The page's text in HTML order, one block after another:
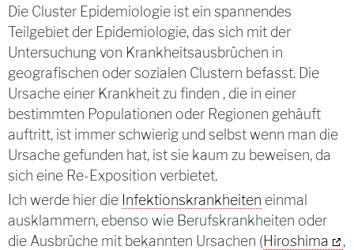
Die Cluster Epidemiologie ist ein spannendes
Teilgebiet der Epidemiologie, das sich mit der
Untersuchung von Krankheitsausbrüchen in
geografischen oder sozialen Clustern befasst. Die
Ursache einer Krankheit zu finden , die in einer
bestimmten Populationen oder Regionen gehäuft
auftritt, ist immer schwierig und selbst wenn man die
Ursache gefunden hat, ist sie kaum zu beweisen, da
sich eine Re-Exposition verbietet.
Ich werde hier die Infektionskrankheiten einmal
ausklammern, ebenso wie Berufskrankheiten oder
die Ausbrüche mit bekannten Ursachen (Hiroshima
,